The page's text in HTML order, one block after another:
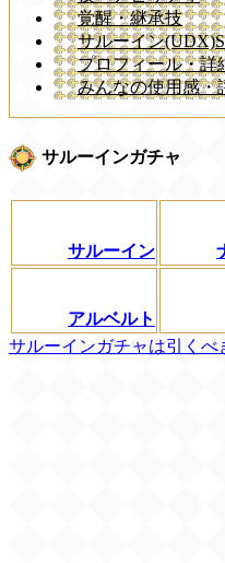
覚醒・継承技
サルーイン
プロフィール・詳
みんなの使用感・
サルーインガチャ
サルーイン
アルベルト
サルーインガチャは引くべ